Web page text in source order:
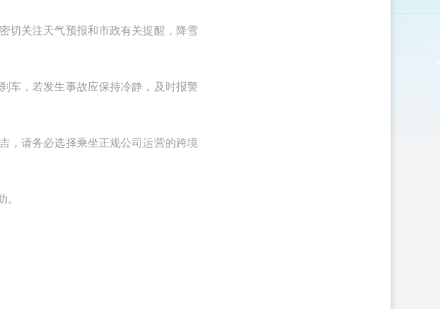
切关注天气预报和市政有关提醒，降雪
车，若发生事故应保持冷静，及时报警
，请务必选择乘坐正规公司运营的跨境